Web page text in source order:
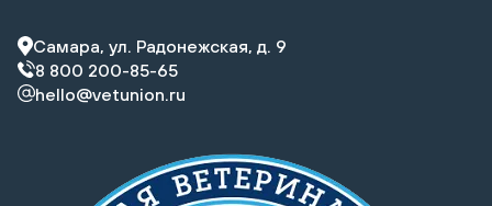
Самара, ул. Радонежская, д. 9
8 800 200-85-65
hello@vetunion.ru